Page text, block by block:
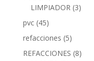
LIMPIADOR (3)
pvc (45)
refacciones (5)
REFACCIONES (8)